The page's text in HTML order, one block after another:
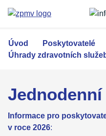
obsahu
Úvod
Poskytovatelé
Úhrady zdravotních
Jednodenní
Informace pro
v roce 2026: